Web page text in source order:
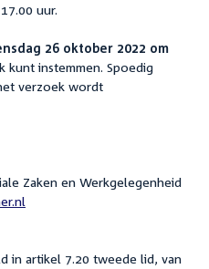
uur.
26 oktober 2022 om
kunt instemmen. Spoedig
verzoek wordt
Zaken en Werkgelegenheid
in artikel 7.20 tweede lid, van